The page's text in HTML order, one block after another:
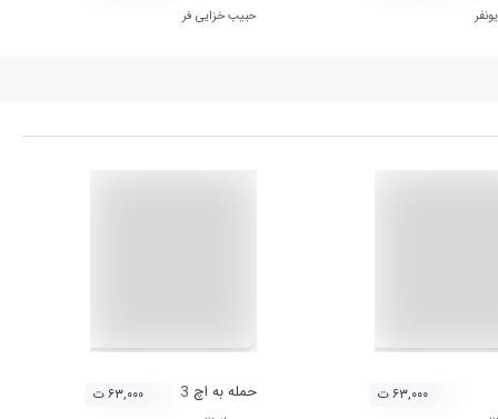
حبیب خزایی فر
۶۳,۰۰۰ ت حمله به اچ 3 ۶۳,۰۰۰ ت